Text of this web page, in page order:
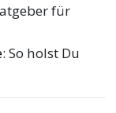
für
: So holst Du